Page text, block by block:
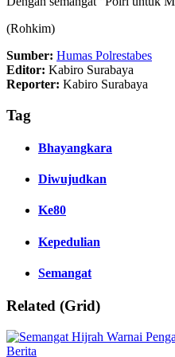
(Rohkim)
Sumber: Humas Polrestabes
Editor: Kabiro Surabaya
Reporter: Kabiro Surabaya
Tag
Bhayangkara
Diwujudkan
Ke80
Kepedulian
Semangat
Related (Grid)
Berita